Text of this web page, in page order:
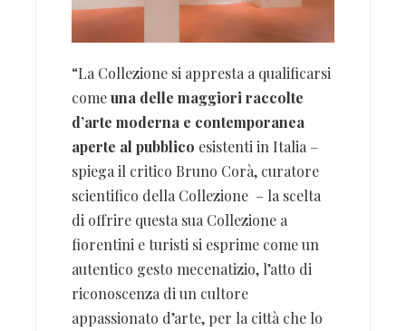
“La Collezione si appresta a qualificarsi
comeuna delle maggiori raccolte
d’arte moderna e contemporanea
aperte al pubblico esistenti in Italia –
spiega il critico Bruno Corà, curatore
scientifico della Collezione – la scelta
di offrire questa sua Collezione a
fiorentini e turisti si esprime come un
autentico gesto mecenatizio, l’atto di
riconoscenza di un cultore
appassionato d’arte, per la città che lo